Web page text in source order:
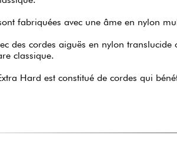
fabriquées avec une âme en nylon
des cordes aiguës en nylon
classique.
Hard est constitué de cordes qui